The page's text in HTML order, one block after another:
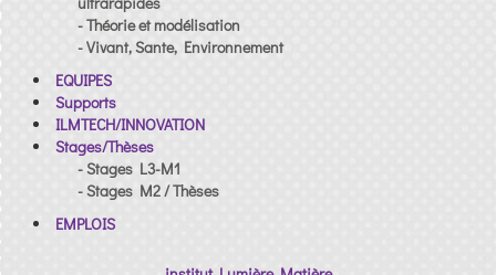
- Théorie et modélisation
- Vivant, Sante, Environnement
EQUIPES
Supports
ILMTECH/INNOVATION
Stages/Thèses
- Stages L3-M1
- Stages M2 / Thèses
EMPLOIS